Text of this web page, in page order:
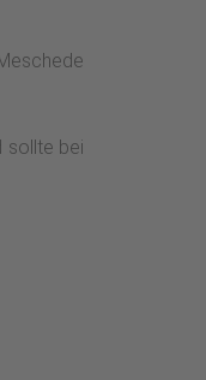
sollte bei